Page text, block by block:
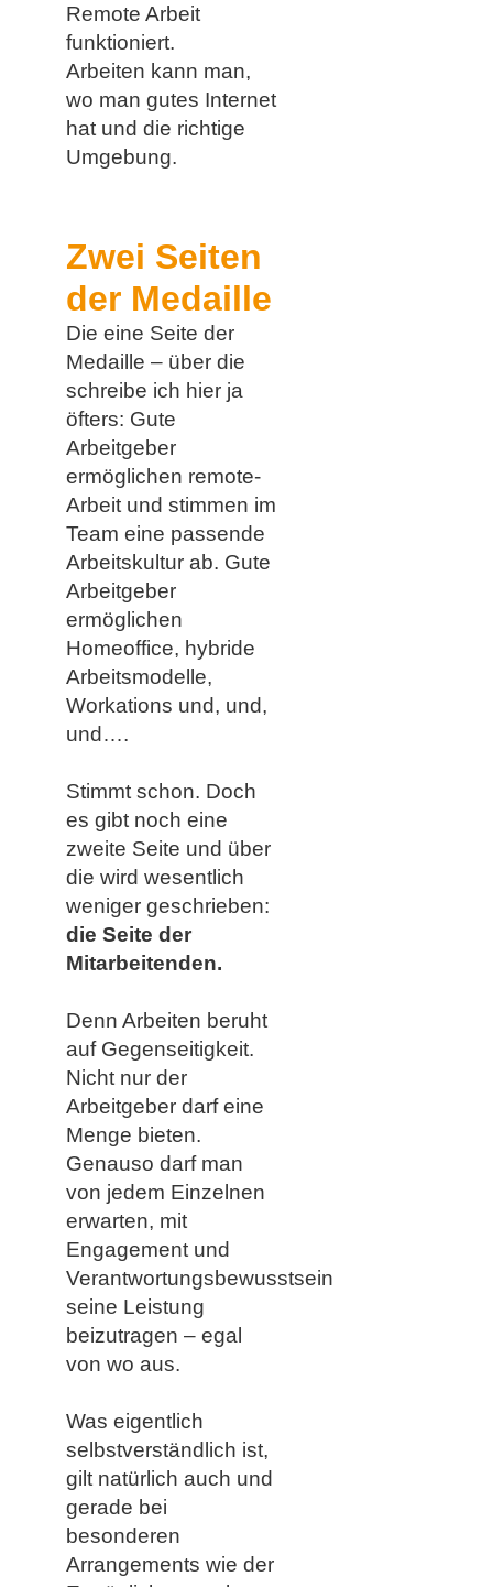
Remote Arbeit
funktioniert.
Arbeiten kann man,
wo man gutes Internet
hat und die richtige
Umgebung.
Zwei Seiten
der Medaille
Die eine Seite der
Medaille – über die
schreibe ich hier ja
öfters: Gute
Arbeitgeber
ermöglichen remote-
Arbeit und stimmen im
Team eine passende
Arbeitskultur ab. Gute
Arbeitgeber
ermöglichen
Homeoffice, hybride
Arbeitsmodelle,
Workations und, und,
und….
Stimmt schon. Doch
es gibt noch eine
zweite Seite und über
die wird wesentlich
weniger geschrieben:
die Seite der
Mitarbeitenden.
Denn Arbeiten beruht
auf Gegenseitigkeit.
Nicht nur der
Arbeitgeber darf eine
Menge bieten.
Genauso darf man
von jedem Einzelnen
erwarten, mit
Engagement und
Verantwortungsbewusstsein
seine Leistung
beizutragen – egal
von wo aus.
Was eigentlich
selbstverständlich ist,
gilt natürlich auch und
gerade bei
besonderen
Arrangements wie der